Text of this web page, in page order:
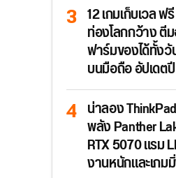
12 เกมเก็บเวล ฟ
ท่องโลกกว้าง ตี
ฟาร์มของได้ทั้ง
บนมือถือ อัปเดต
น่าลอง
พลัง Panther
RTX 5070 แรม
งานหนักและเกม